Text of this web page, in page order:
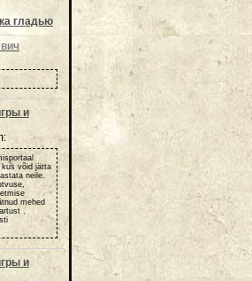
гладью
и
kus võid jätta
neile.
mehed
,
и